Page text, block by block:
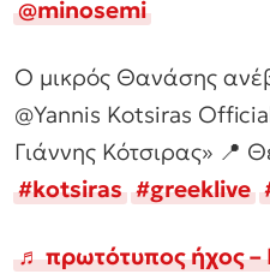
@minosemi
Ο μικρός Θανάσης
@Yannis Kotsiras
Γιάννης Κότσιρας» 📍
#kotsiras #greeklive
♬ πρωτότυπος ήχος –